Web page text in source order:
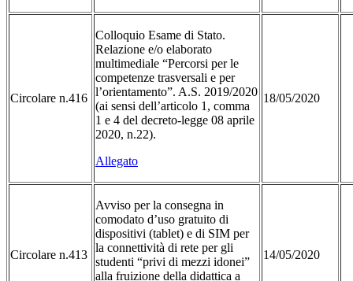
Circolare n.416
Colloquio Esame di Stato.
Relazione e/o elaborato
multimediale “Percorsi per le
competenze trasversali e per
l’orientamento”. A.S. 2019/2020
(ai sensi dell’articolo 1, comma
1 e 4 del decreto-legge 08 aprile
2020, n.22).
Allegato
18/05/2020
Circolare n.413
Avviso per la consegna in
comodato d’uso gratuito di
dispositivi (tablet) e di SIM per
la connettività di rete per gli
studenti “privi di mezzi idonei”
alla fruizione della didattica a
14/05/2020